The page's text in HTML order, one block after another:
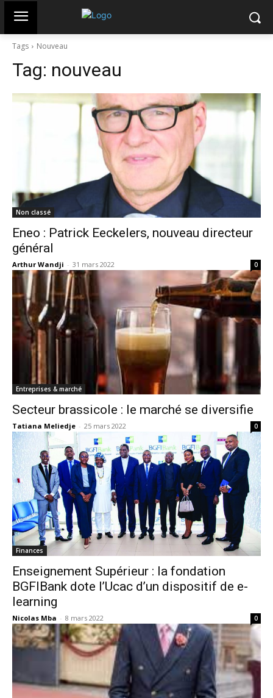
Tags Nouveau
Tag: nouveau
Non classé
Eneo : Patrick Eeckelers, nouveau directeur
général
Arthur Wandji - 31 mars 2022 0
Entreprises & marché
Secteur brassicole : le marché se diversifie
Tatiana Meliedje - 25 mars 2022 0
Finances
Enseignement Supérieur : la fondation
BGFIBank dote l’Ucac d’un dispositif de e-
learning
Nicolas Mba - 8 mars 2022 0